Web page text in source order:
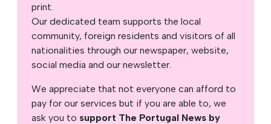
print.
Our dedicated team supports the local
community, foreign residents and visitors of all
nationalities through our newspaper, website,
social media and our newsletter.
We appreciate that not everyone can afford to
pay for our services but if you are able to, we
ask you to support The Portugal News by